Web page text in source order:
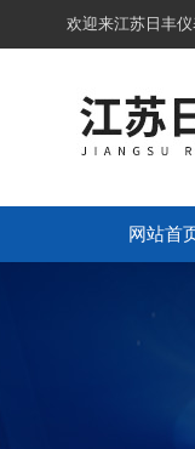
欢迎来江苏日丰
网站首